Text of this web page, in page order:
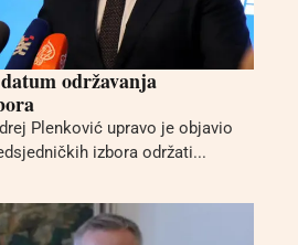
održavanja
Plenković upravo je objavio
izbora održati...